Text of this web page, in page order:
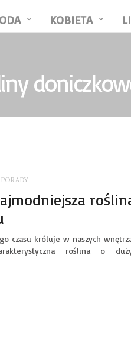
KOBIETA
PORADY -
czasu króluje w naszych
roślina o